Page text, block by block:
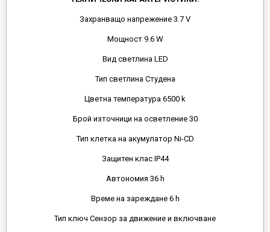
Захранващо напрежение 3.7 V
Мощност 9.6 W
Вид светлина LED
Тип светлина Студена
Цветна температура 6500 k
Брой източници на осветление 30
Тип клетка на акумулатор Ni-CD
Защитен клас IP44
Автономия 36 h
Време на зареждане 6 h
Тип ключ Сензор за движение и включване